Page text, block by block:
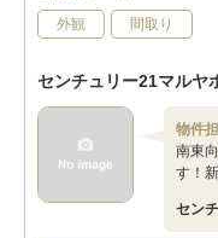
外観 間取り
センチュリー21マルヤ
物件
南東
す！
セン